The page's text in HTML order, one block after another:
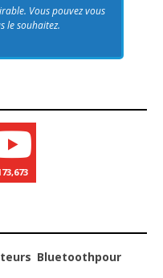
Vous pouvez vous
le souhaitez.
Bluetoothpour